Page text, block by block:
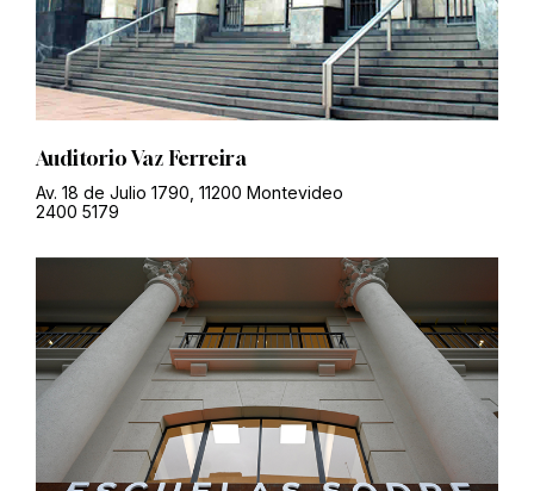
Auditorio Vaz Ferreira
Av. 18 de Julio 1790, 11200 Montevideo
2400 5179